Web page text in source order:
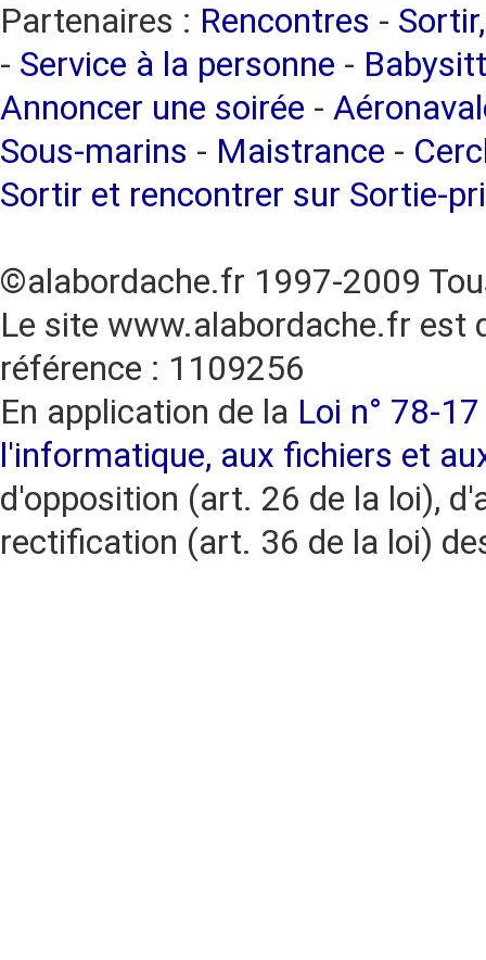
Partenaires : Rencontres -
- Service à la personne -
Annoncer une soirée -
Sous-marins - Maistrance -
Sortir et rencontrer sur Sortie-
©alabordache.fr 1997-2009
Le site www.alabordache.fr est
référence : 1109256
En application de la Loi n° 78-
l'informatique, aux fichiers et
d'opposition (art. 26 de la loi),
rectification (art. 36 de la loi)